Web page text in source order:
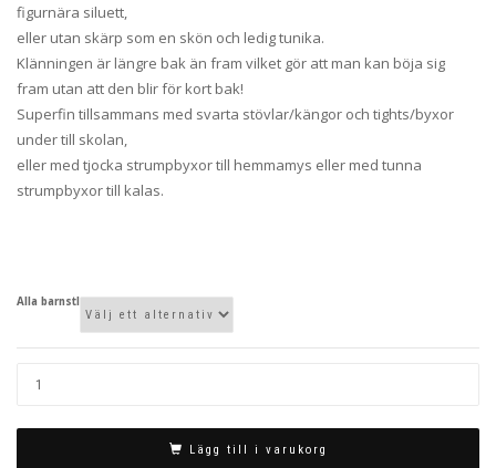
figurnära siluett,
eller utan skärp som en skön och ledig tunika.
Klänningen är längre bak än fram vilket gör att man kan böja sig
fram utan att den blir för kort bak!
Superfin tillsammans med svarta stövlar/kängor och tights/byxor
under till skolan,
eller med tjocka strumpbyxor till hemmamys eller med tunna
strumpbyxor till kalas.
Alla barnstl
Lägg till i varukorg